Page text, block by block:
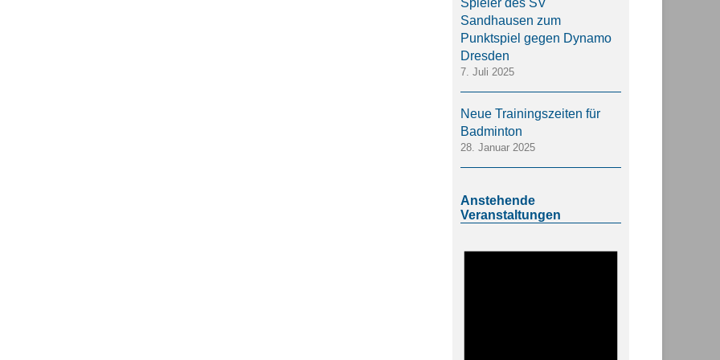
Spieler des SV
Sandhausen zum
Punktspiel gegen Dynamo
Dresden
7. Juli 2025
Neue Trainingszeiten für
Badminton
28. Januar 2025
Anstehende
Veranstaltungen